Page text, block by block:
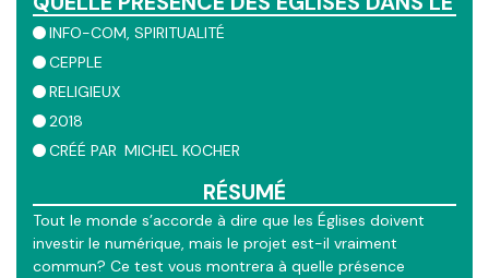
INFO-COM SPIRITUALITÉ
CEPPLE
RELIGIEUX
2018
CRÉÉ PAR MICHEL KOCHER
RÉSUMÉ
Tout le monde s’accorde à dire que les Églises doivent
investir le numérique, mais le projet est-il vraiment
commun? Ce test vous montrera à quelle présence